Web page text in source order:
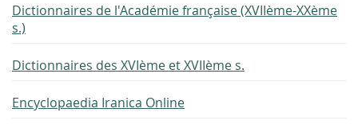
Dictionnaires de l'Académie française (XVIIème-XXème
s.)
Dictionnaires des XVIème et XVIIème s.
Encyclopaedia Iranica Online